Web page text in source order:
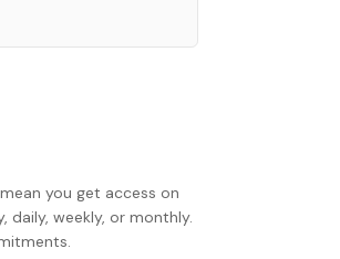
you get access on
daily, weekly, or monthly.